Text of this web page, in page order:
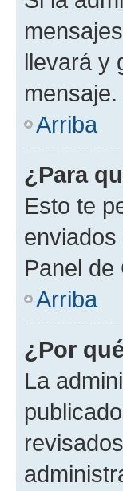
llevará y
mensaje.
Arriba
¿Para
Esto te
Panel de
Arriba
¿Por
La